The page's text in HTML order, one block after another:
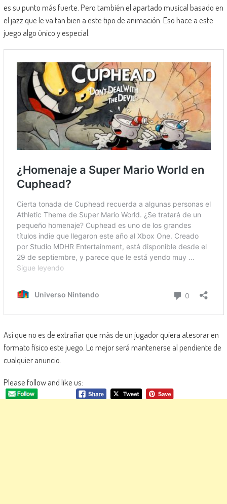
es su punto más fuerte. Pero también el apartado musical basado en
el jazz que le va tan bien a este tipo de animación. Eso hace a este
juego algo único y especial.
Así que no es de extrañar que más de un jugador quiera atesorar en
formato físico este juego. Lo mejor será mantenerse al pendiente de
cualquier anuncio.
Please follow and like us: